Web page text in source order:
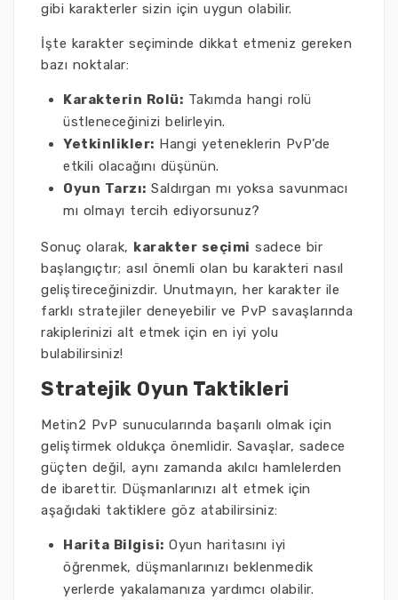
gibi karakterler sizin için uygun olabilir.
İşte karakter seçiminde dikkat etmeniz gereken
bazı noktalar:
Karakterin Rolü: Takımda hangi rolü
üstleneceğinizi belirleyin.
Yetkinlikler: Hangi yeteneklerin PvP’de
etkili olacağını düşünün.
Oyun Tarzı: Saldırgan mı yoksa savunmacı
mı olmayı tercih ediyorsunuz?
Sonuç olarak, karakter seçimi sadece bir
başlangıçtır; asıl önemli olan bu karakteri nasıl
geliştireceğinizdir. Unutmayın, her karakter ile
farklı stratejiler deneyebilir ve PvP savaşlarında
rakiplerinizi alt etmek için en iyi yolu
bulabilirsiniz!
Stratejik Oyun Taktikleri
Metin2 PvP sunucularında başarılı olmak için
geliştirmek oldukça önemlidir. Savaşlar, sadece
güçten değil, aynı zamanda akılcı hamlelerden
de ibarettir. Düşmanlarınızı alt etmek için
aşağıdaki taktiklere göz atabilirsiniz:
Harita Bilgisi: Oyun haritasını iyi
öğrenmek, düşmanlarınızı beklenmedik
yerlerde yakalamanıza yardımcı olabilir.